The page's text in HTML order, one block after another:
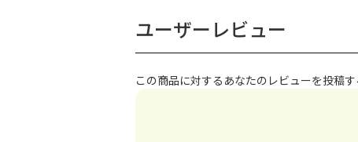
ユーザーレビュー
この商品に対するあなたのレビューを投稿す